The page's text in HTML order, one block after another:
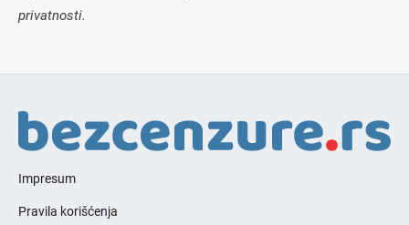
privatnosti.
Impresum
Pravila korišćenja